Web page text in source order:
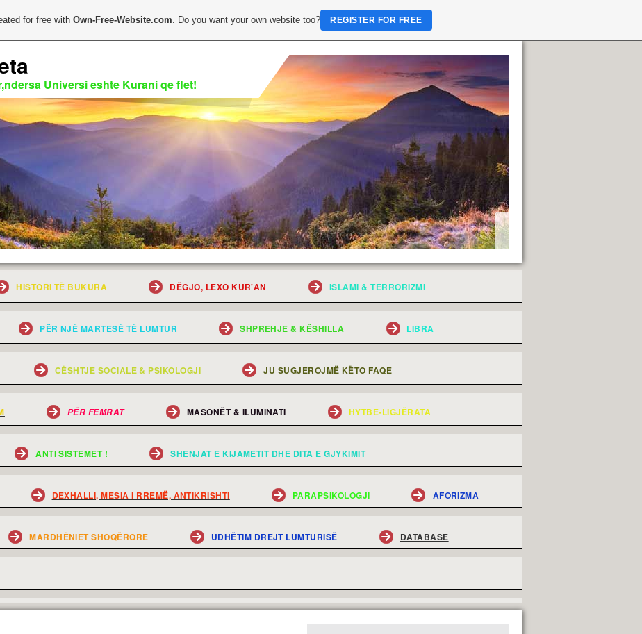
Universi eshte Kurani qe flet!
HISTORI TË BUKURA DËGJO, LEXO KUR'AN ISLAMI & TERRORIZMI
PËR NJË MARTESË TË LUMTUR SHPREHJE & KËSHILLA LIBRA
CËSHTJE SOCIALE & PSIKOLOGJI JU SUGJEROJMË KËTO FAQE
PËR FEMRAT MASONËT & ILUMINATI HYTBE-LIGJËRATA
ANTI SISTEMET ! SHENJAT E KIJAMETIT DHE DITA E GJYKIMIT
DEXHALLI, MESIA I RREMË, ANTIKRISHTI PARAPSIKOLOGJI AFORIZMA
MARDHËNIET SHOQËRORE UDHËTIM DREJT LUMTURISË DATABASE
for free withOwn-Free-Website.com. Do you want your own website too? REGISTER FOR FREE